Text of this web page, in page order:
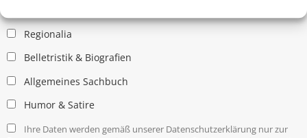
Regionalia
Belletristik & Biografien
Allgemeines Sachbuch
Humor & Satire
Ihre Daten werden gemäß unserer Datenschutzerklärung nur zur